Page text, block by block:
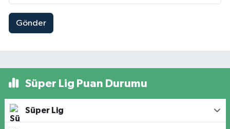
Gönder
Süper Lig Puan Durumu
Süper Lig